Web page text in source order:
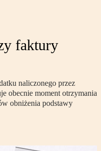
faktury
naliczonego przez
obecnie moment otrzymania
obniżenia podstawy